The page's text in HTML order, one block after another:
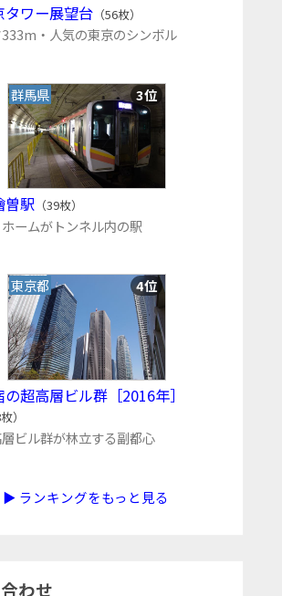
タワー展望台（56枚）
・人気の東京のシンボル
群馬県 3位
曽駅（39枚）
ームがトンネル内の駅
東京都 4位
超高層ビル群［2016年］
）
ビル群が林立する副都心
▶ ランキングをもっと見る
わせ